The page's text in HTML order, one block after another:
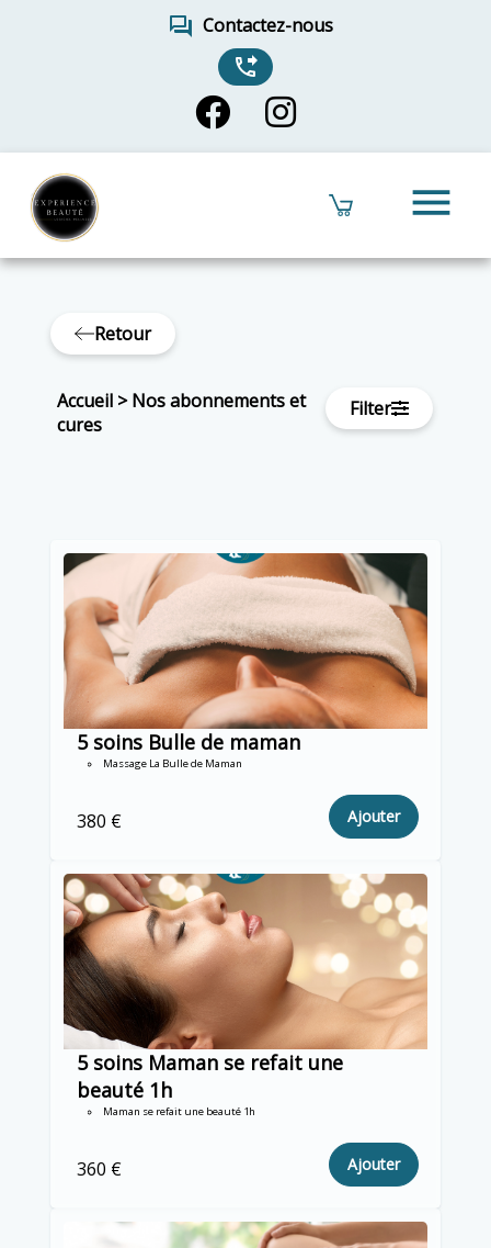
forum Contactez-nous
phone_forwarded
menu
Retour
Accueil >Nos abonnements et
cures
Filter
5 soins Bulle de maman
Massage La Bulle de Maman
380 € Ajouter
5 soins Maman se refait une
beauté 1h
Maman se refait une beauté 1h
360 € Ajouter